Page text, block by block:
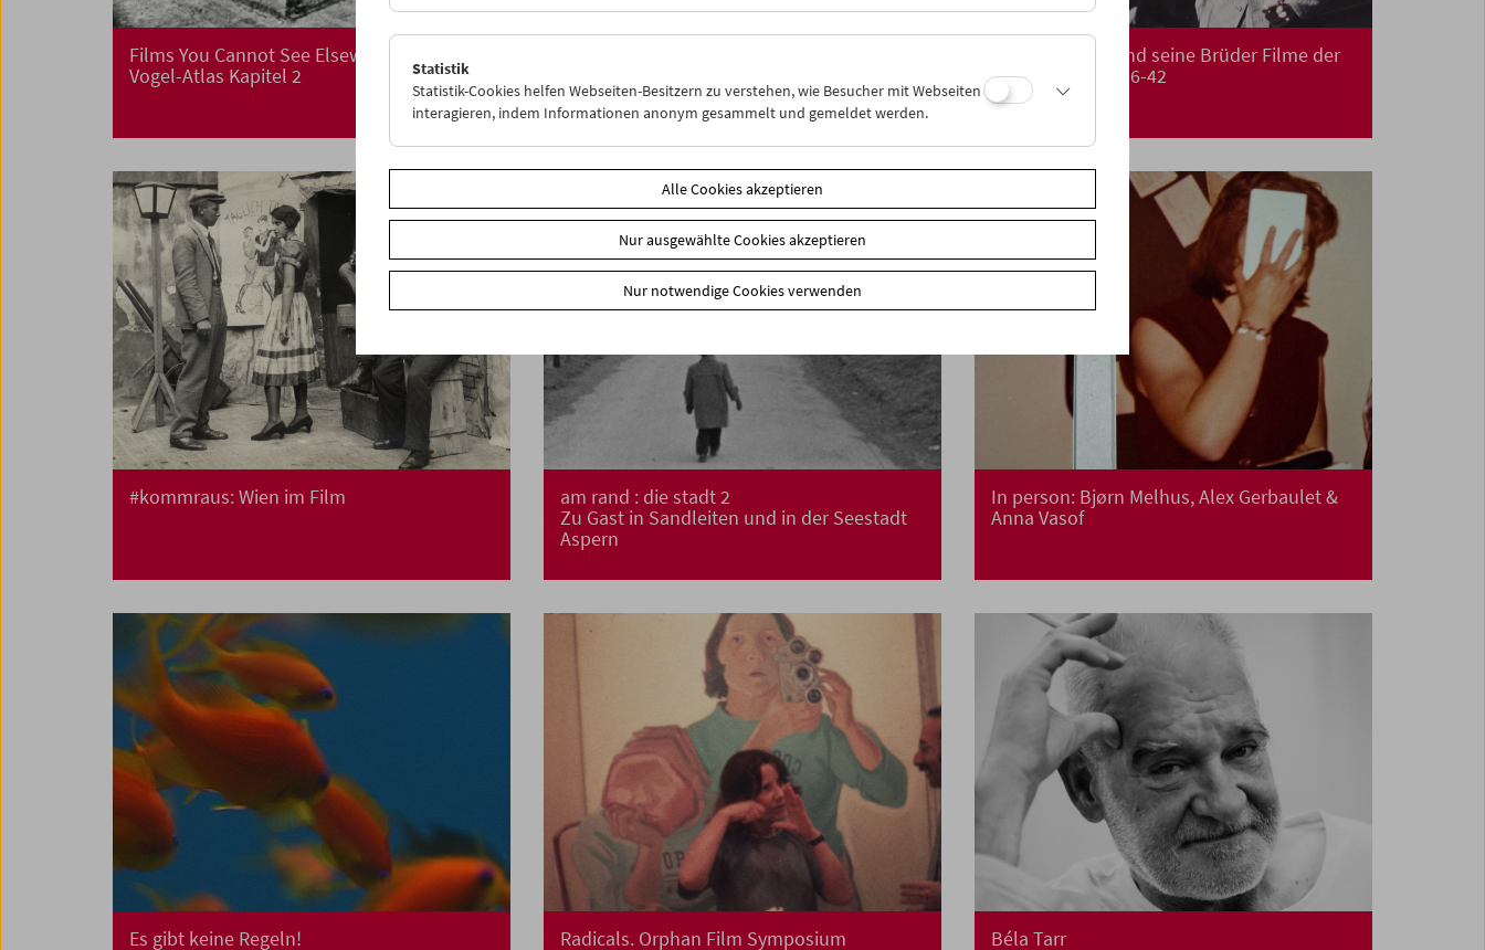
Films You Cannot See Elsewhere Amos-
Vogel-Atlas Kapitel 2
Treibgut: Ivan und seine Brüder Filme der
Familie Illich 1936-42
#kommraus: Wien im Film
am rand : die stadt 2
Zu Gast in Sandleiten und in der Seestadt
Aspern
In person: Bjørn Melhus, Alex Gerbaulet &
Anna Vasof
Es gibt keine Regeln!
Radicals. Orphan Film Symposium
Béla Tarr
Statistik
Statistik-Cookies helfen Webseiten-Besitzern zu verstehen, wie Besucher mit Webseiten
interagieren, indem Informationen anonym gesammelt und gemeldet werden.
Alle Cookies akzeptieren
Nur ausgewählte Cookies akzeptieren
Nur notwendige Cookies verwenden